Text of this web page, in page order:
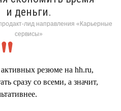
и деньги.
лид направления «Карьерные
сервисы»
активных резюме на hh.ru,
сразу со всеми, а значит,